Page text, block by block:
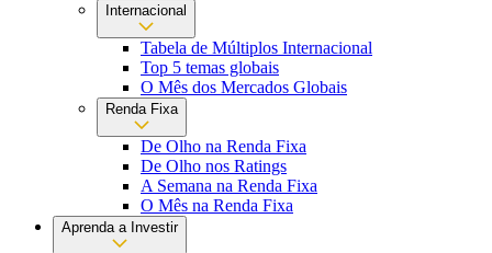
Internacional
Tabela de Múltiplos Internacional
Top 5 temas globais
O Mês dos Mercados Globais
Renda Fixa
De Olho na Renda Fixa
De Olho nos Ratings
A Semana na Renda Fixa
O Mês na Renda Fixa
Aprenda a Investir